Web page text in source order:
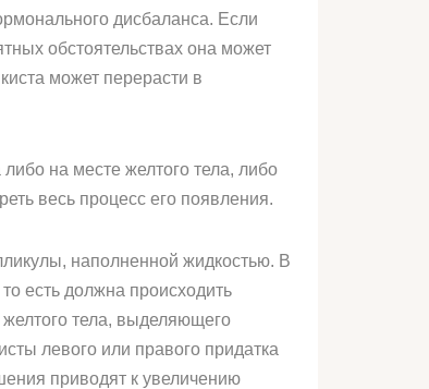
дисбаланса. Если
обстоятельствах она может
может перерасти в
на месте желтого тела, либо
весь процесс его появления.
наполненной жидкостью. В
есть должна происходить
тела, выделяющего
левого или правого придатка
приводят к увеличению